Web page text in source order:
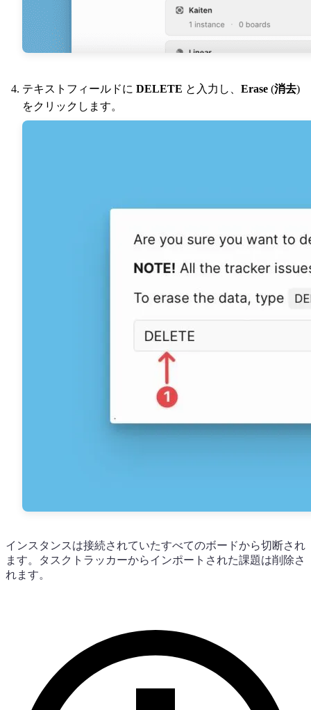
テキストフィールドに DELETE と入力し、 Erase (消去)
をクリックします。
インスタンスは接続されていたすべてのボードから切断され
ます。タスクトラッカーからインポートされた課題は削除さ
れます。